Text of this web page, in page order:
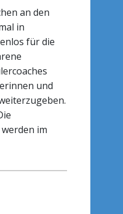
an den
in
für die
und
im